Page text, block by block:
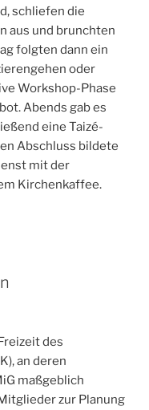
schliefen die
aus und brunchten
folgten dann ein
oder
Workshop-Phase
Abends gab es
eine Taizé-
Abschluss bildete
mit der
Kirchenkaffee.
des
an deren
maßgeblich
zur Planung